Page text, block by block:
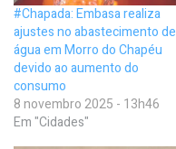
#Chapada: Embasa realiza
ajustes no abastecimento de
água em Morro do Chapéu
devido ao aumento do
consumo
8 novembro 2025 - 13h46
Em "Cidades"